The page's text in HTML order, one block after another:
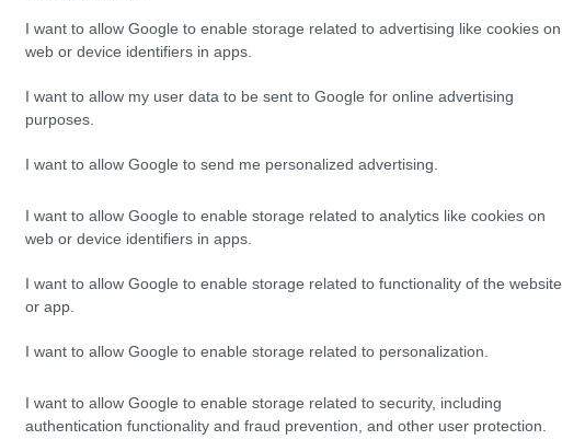
I want to allow Google to enable storage related to advertising like cookies on
web or device identifiers in apps.
I want to allow my user data to be sent to Google for online advertising
purposes.
I want to allow Google to send me personalized advertising.
I want to allow Google to enable storage related to analytics like cookies on
web or device identifiers in apps.
I want to allow Google to enable storage related to functionality of the website
or app.
I want to allow Google to enable storage related to personalization.
I want to allow Google to enable storage related to security, including
authentication functionality and fraud prevention, and other user protection.
Self at 30 – Antella it 1972 © Francesca Woodman
francesca woodman gjon mili lee miller